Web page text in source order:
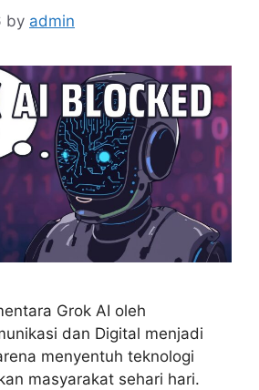
by admin
Grok AI oleh
dan Digital menjadi
menyentuh teknologi
masyarakat sehari hari.